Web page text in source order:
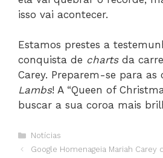
isso vai acontecer.
Estamos prestes a
conquista de chartsda
Carey. Preparem-se para as
Lambs! A “Queen of
buscar a sua coroa mais
Notícias
Google Homenageia Mariah